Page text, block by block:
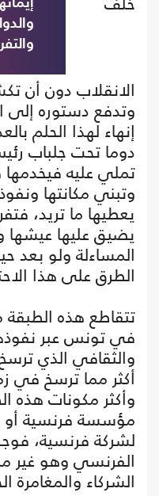
الانقلاب دون أن
وتدفع دستوره إلى
إنهاء لهذا الحلم
دوما تحت جلباب
تملي عليه
وتبني مكانتها
يعطيها ما تريد،
يضيق عليها
المساءلة ولو بعد
الطرق على هذا
تتقاطع هذه
في تونس عبر
والثقافي الذي
أكثر مما ترسخ في
وأكثر مكونات هذه
مؤسسة فرنسية أو
لشركة فرنسية،
الفرنسي وهو غير
الشركاء والمغامرة